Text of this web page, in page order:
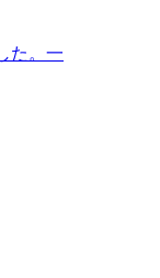
た。一